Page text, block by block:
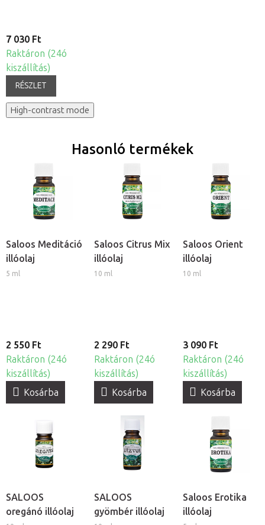
7 030 Ft
Raktáron (24ó
kiszállítás)
RÉSZLET
High-contrast mode
Hasonló termékek
Saloos Meditáció
illóolaj
5 ml
2 550 Ft
Raktáron (24ó
kiszállítás)
Kosárba
Saloos Citrus Mix
illóolaj
10 ml
2 290 Ft
Raktáron (24ó
kiszállítás)
Kosárba
Saloos Orient
illóolaj
10 ml
3 090 Ft
Raktáron (24ó
kiszállítás)
Kosárba
SALOOS
oregánó illóolaj
SALOOS
gyömbér illóolaj
Saloos Erotika
illóolaj